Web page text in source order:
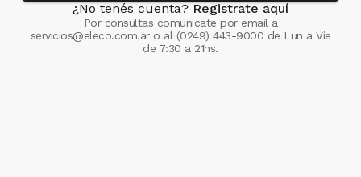
¿No tenés cuenta? Registrate aquí
Por consultas comunicate por email a
servicios@eleco.com.aro al (0249) 443-9000 de Lun a Vie
de 7:30 a 21hs.